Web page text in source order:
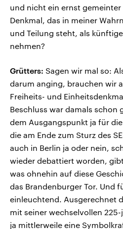
und nicht ein ernst gemeinter
Denkmal, das in meiner
und Teilung steht, als
nehmen?
Grütters: Sagen wir mal so:
darum anging, brauchen wir
Freiheits- und
Beschluss war damals schon
dem Ausgangspunkt ja für
die am Ende zum Sturz des
auch in Berlin ja oder nein,
wieder debattiert worden,
was ohnehin auf diese
das Brandenburger Tor. Und
einleuchtend. Ausgerechnet
mit seiner wechselvollen
ja mittlerweile eine